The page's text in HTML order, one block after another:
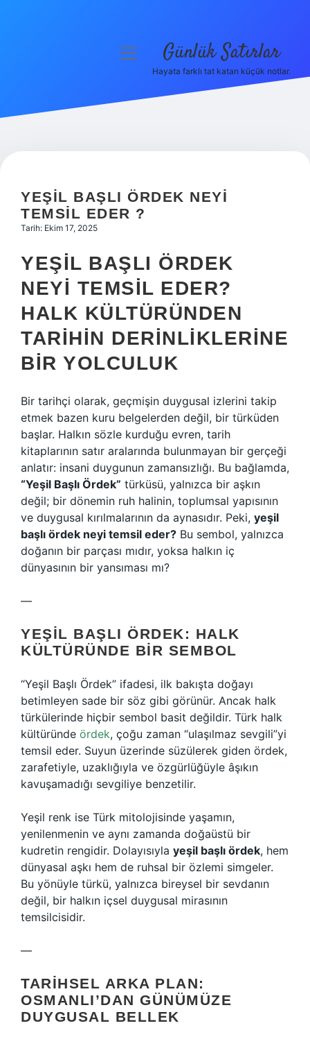
Hakkımızda
menüyü Günlük Satırlar
Hayata farklı tat katan küçük notlar.
YEŞIL BAŞLI ÖRDEK NEYI
TEMSIL EDER ?
Tarih: Ekim 17, 2025
YEŞIL BAŞLI ÖRDEK
NEYI TEMSIL EDER?
HALK KÜLTÜRÜNDEN
TARIHIN DERINLIKLERINE
BIR YOLCULUK
Bir tarihçi olarak, geçmişin duygusal izlerini takip
etmek bazen kuru belgelerden değil, bir türküden
başlar. Halkın sözle kurduğu evren, tarih
kitaplarının satır aralarında bulunmayan bir gerçeği
anlatır: insani duygunun zamansızlığı. Bu bağlamda,
“Yeşil Başlı Ördek” türküsü, yalnızca bir aşkın
değil; bir dönemin ruh halinin, toplumsal yapısının
ve duygusal kırılmalarının da aynasıdır. Peki, yeşil
başlı ördek neyi temsil eder? Bu sembol, yalnızca
doğanın bir parçası mıdır, yoksa halkın iç
dünyasının bir yansıması mı?
—
YEŞIL BAŞLI ÖRDEK: HALK
KÜLTÜRÜNDE BIR SEMBOL
“Yeşil Başlı Ördek” ifadesi, ilk bakışta doğayı
betimleyen sade bir söz gibi görünür. Ancak halk
türkülerinde hiçbir sembol basit değildir. Türk halk
kültüründe ördek, çoğu zaman “ulaşılmaz sevgili”yi
temsil eder. Suyun üzerinde süzülerek giden ördek,
zarafetiyle, uzaklığıyla ve özgürlüğüyle âşıkın
kavuşamadığı sevgiliye benzetilir.
Yeşil renk ise Türk mitolojisinde yaşamın,
yenilenmenin ve aynı zamanda doğaüstü bir
kudretin rengidir. Dolayısıyla yeşil başlı ördek, hem
dünyasal aşkı hem de ruhsal bir özlemi simgeler.
Bu yönüyle türkü, yalnızca bireysel bir sevdanın
değil, bir halkın içsel duygusal mirasının
temsilcisidir.
—
TARIHSEL ARKA PLAN:
OSMANLI’DAN GÜNÜMÜZE
DUYGUSAL BELLEK